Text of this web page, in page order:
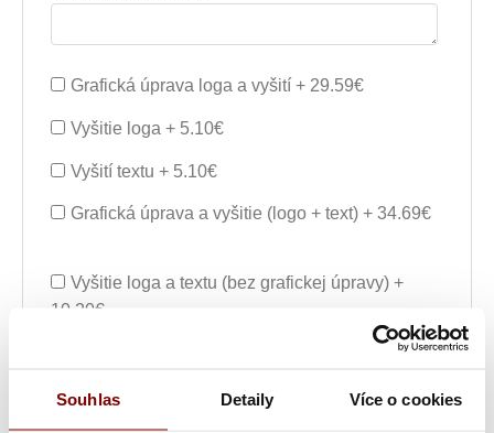
Souhlas Detaily Více o cookies
Grafická úprava loga a vyšití + 29.59€
Vyšitie loga + 5.10€
Vyšití textu + 5.10€
Grafická úprava a vyšitie (logo + text) + 34.69€
Vyšitie loga a textu (bez grafickej úpravy) +
10.20€